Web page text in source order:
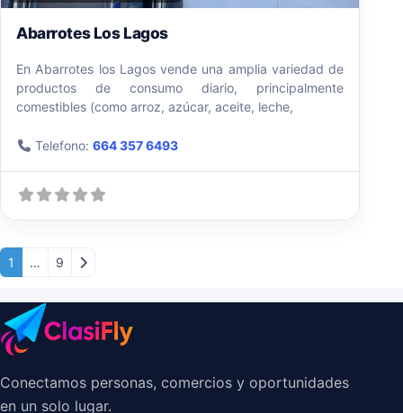
Abarrotes Los Lagos
En Abarrotes los Lagos vende una amplia variedad de
productos de consumo diario, principalmente
comestibles (como arroz, azúcar, aceite, leche,
Telefono:664 357 6493
Posts navigation
1 … 9 Entradas anteriores
Conectamos personas, comercios y oportunidades
en un solo lugar.